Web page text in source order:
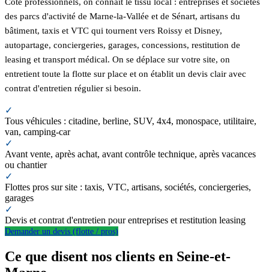
des parcs d'activité de Marne-la-Vallée et de Sénart, artisans du
bâtiment, taxis et VTC qui tournent vers Roissy et Disney,
autopartage, conciergeries, garages, concessions, restitution de
leasing et transport médical. On se déplace sur votre site, on
entretient toute la flotte sur place et on établit un devis clair avec
contrat d'entretien régulier si besoin.
✓
Tous véhicules : citadine, berline, SUV, 4x4, monospace, utilitaire,
van, camping-car
✓
Avant vente, après achat, avant contrôle technique, après vacances
ou chantier
✓
Flottes pros sur site : taxis, VTC, artisans, sociétés, conciergeries,
garages
✓
Devis et contrat d'entretien pour entreprises et restitution leasing
Demander un devis (flotte / pros)
Ce que disent nos clients en Seine-et-